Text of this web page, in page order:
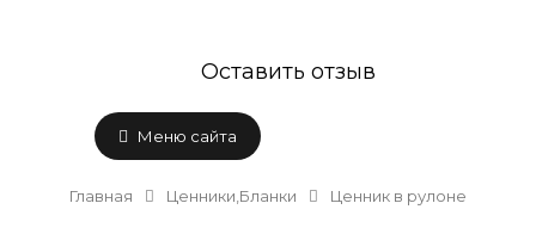
Оставить отзыв
Меню сайта
Главная Ценники,Бланки Ценник в рулоне